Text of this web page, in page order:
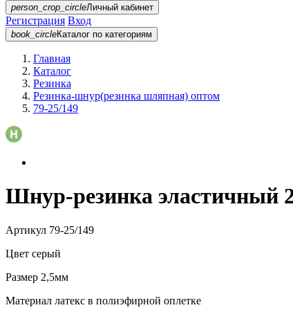
person_crop_circleЛичный кабинет
Регистрация Вход
book_circleКаталог по категориям
Главная
Каталог
Резинка
Резинка-шнур(резинка шляпная) оптом
79-25/149
Шнур-резинка эластичный
Артикул 79-25/149
Цвет серый
Размер 2,5мм
Материал латекс в полиэфирной оплетке